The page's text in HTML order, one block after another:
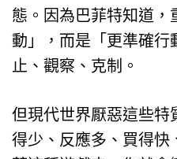
態。因為巴菲特知道，
動」，而是「更準確行
止、觀察、克制。
但現代世界厭惡這些特
得少、反應多、買得快